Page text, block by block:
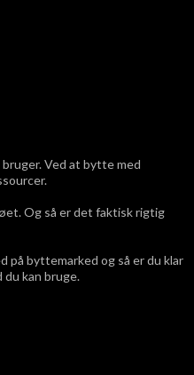
Ved at bytte med
Og så er det faktisk rigtig
på byttemarked og så er du klar
du kan bruge.